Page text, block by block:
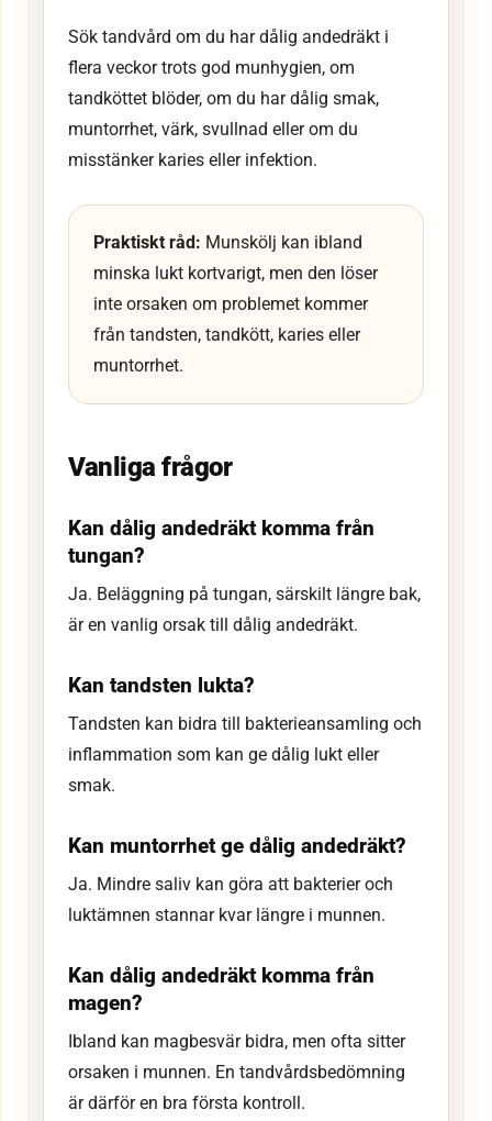
Sök tandvård om du har dålig andedräkt i
flera veckor trots god munhygien, om
tandköttet blöder, om du har dålig smak,
muntorrhet, värk, svullnad eller om du
misstänker karies eller infektion.
Praktiskt råd: Munskölj kan ibland
minska lukt kortvarigt, men den löser
inte orsaken om problemet kommer
från tandsten, tandkött, karies eller
muntorrhet.
Vanliga frågor
Kan dålig andedräkt komma från
tungan?
Ja. Beläggning på tungan, särskilt längre bak,
är en vanlig orsak till dålig andedräkt.
Kan tandsten lukta?
Tandsten kan bidra till bakterieansamling och
inflammation som kan ge dålig lukt eller
smak.
Kan muntorrhet ge dålig andedräkt?
Ja. Mindre saliv kan göra att bakterier och
luktämnen stannar kvar längre i munnen.
Kan dålig andedräkt komma från
magen?
Ibland kan magbesvär bidra, men ofta sitter
orsaken i munnen. En tandvårdsbedömning
är därför en bra första kontroll.